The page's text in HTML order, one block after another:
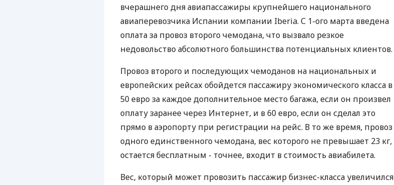
КЕШБЭКА
вчерашнего дня авиапассажиры крупнейшего национального
авиаперевозчика Испании компании Iberia. С 1-ого марта введена
оплата за провоз второго чемодана, что вызвало резкое
недовольство абсолютного большинства потенциальных клиентов.
Провоз второго и последующих чемоданов на национальных и
европейских рейсах обойдется пассажиру экономического класса в
50 евро за каждое дополнительное место багажа, если он произвел
оплату заранее через Интернет, и в 60 евро, если он сделал это
прямо в аэропорту при регистрации на рейс. В то же время, провоз
одного единственного чемодана, вес которого не превышает 23 кг,
остается бесплатным - точнее, входит в стоимость авиабилета.
Вес, который может провозить пассажир бизнес-класса увеличился